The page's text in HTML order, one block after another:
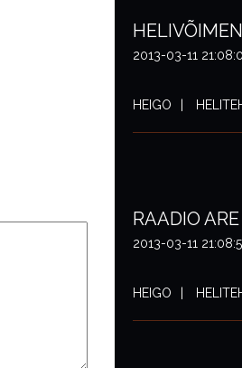
2013-03-11
HEIGO
RAADIO
2013-03-11
HEIGO